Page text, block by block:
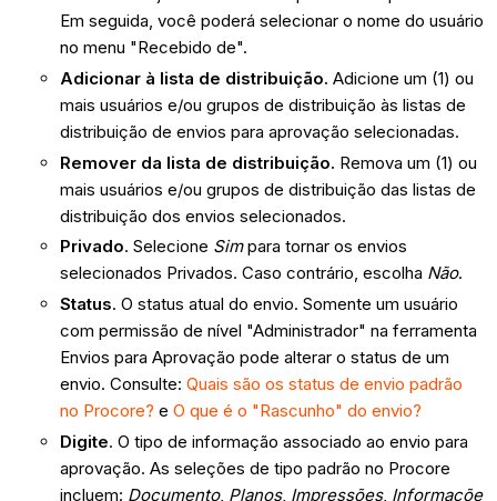
Em seguida, você poderá selecionar o nome do usuário
no menu "Recebido de".
Adicionar à lista de distribuição. Adicione um (1) ou
mais usuários e/ou grupos de distribuição às listas de
distribuição de envios para aprovação selecionadas.
Remover da lista de distribuição. Remova um (1) ou
mais usuários e/ou grupos de distribuição das listas de
distribuição dos envios selecionados.
Privado. Selecione Simpara tornar os envios
selecionados Privados. Caso contrário, escolha Não.
Status. O status atual do envio. Somente um usuário
com permissão de nível "Administrador" na ferramenta
Envios para Aprovação pode alterar o status de um
envio. Consulte: Quais são os status de envio padrão
no Procore? e O que é o "Rascunho" do envio?
Digite. O tipo de informação associado ao envio para
aprovação. As seleções de tipo padrão no Procore
incluem: Documento, Planos, Impressões, Informaçõe